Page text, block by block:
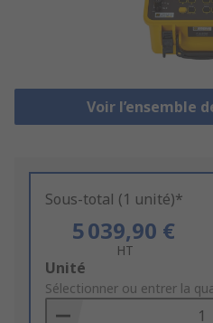
Voir l’ensemble
Sous-total (1 unité)*
5 039,90 €
HT
Add
to
Basket
Unité
Sélectionner ou entrer la